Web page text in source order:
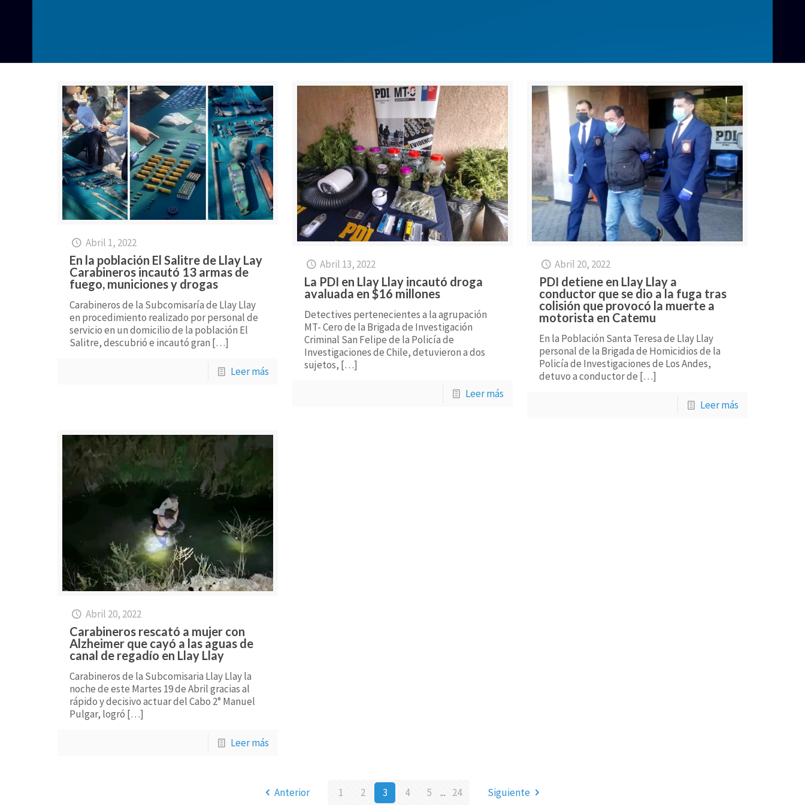
Abril 1, 2022
En la población El Salitre de Llay Lay
Carabineros incautó 13 armas de
fuego, municiones y drogas
Carabineros de la Subcomisaría de Llay Llay
en procedimiento realizado por personal de
servicio en un domicilio de la población El
Salitre, descubrió e incautó gran […]
Leer más
Abril 13, 2022
La PDI en Llay Llay incautó droga
avaluada en $16 millones
Detectives pertenecientes a la agrupación
MT- Cero de la Brigada de Investigación
Criminal San Felipe de la Policía de
Investigaciones de Chile, detuvieron a dos
sujetos, […]
Leer más
Abril 20, 2022
PDI detiene en Llay Llay a
conductor que se dio a la fuga tras
colisión que provocó la muerte a
motorista en Catemu
En la Población Santa Teresa de Llay Llay
personal de la Brigada de Homicidios de la
Policía de Investigaciones de Los Andes,
detuvo a conductor de […]
Leer más
Abril 20, 2022
Carabineros rescató a mujer con
Alzheimer que cayó a las aguas de
canal de regadío en Llay Llay
Carabineros de la Subcomisaria Llay Llay la
noche de este Martes 19 de Abril gracias al
rápido y decisivo actuar del Cabo 2° Manuel
Pulgar, logró […]
Leer más
Anterior 1 2 3 4 5 ... 24 Siguiente